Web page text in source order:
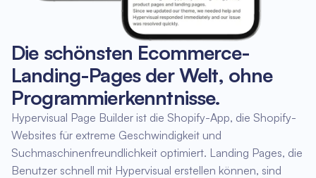
Die schönsten Ecommerce-
Landing-Pages der Welt, ohne
Programmierkenntnisse.
Hypervisual Page Builder ist die Shopify-App, die Shopify-
Websites für extreme Geschwindigkeit und
Suchmaschinenfreundlichkeit optimiert. Landing Pages, die
Benutzer schnell mit Hypervisual erstellen können, sind